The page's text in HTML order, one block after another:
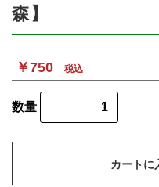
森】
￥750 税込
数量
カートに